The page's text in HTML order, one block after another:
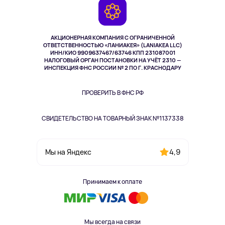
АКЦИОНЕРНАЯ КОМПАНИЯ С ОГРАНИЧЕННОЙ
ОТВЕТСТВЕННОСТЬЮ «ЛАНИАКЕЯ» (LANIAKEA LLC)
ИНН/КИО 9909637467/63746 КПП 231087001
НАЛОГОВЫЙ ОРГАН ПОСТАНОВКИ НА УЧЁТ 2310 —
ИНСПЕКЦИЯ ФНС РОССИИ № 2 ПО Г. КРАСНОДАРУ
ПРОВЕРИТЬ В ФНС РФ
СВИДЕТЕЛЬСТВО НА ТОВАРНЫЙ ЗНАК №1137338
Мы на Яндекс 4,9
Принимаем к оплате
Мы всегда на связи
Здоровье питомцев
Одежда и аксессуары